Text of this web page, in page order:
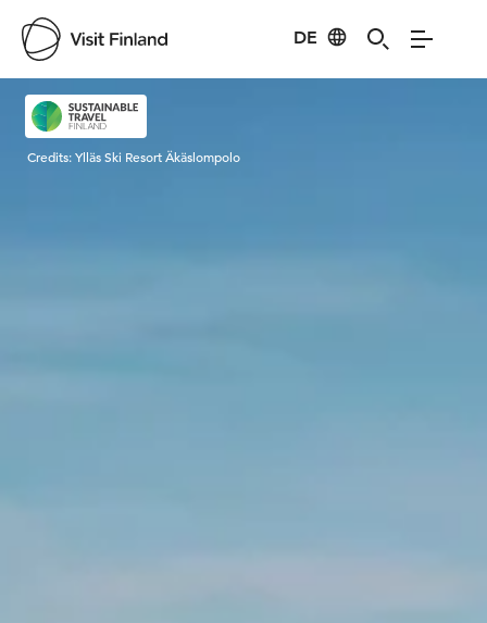
DE
Visit Finland
Credits:Ylläs Ski Resort Äkäslompolo